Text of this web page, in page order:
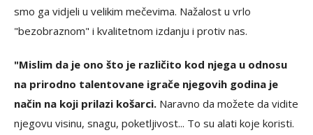
smo ga vidjeli u velikim mečevima. Nažalost u vrlo
"bezobraznom" i kvalitetnom izdanju i protiv nas.
"Mislim da je ono što je različito kod njega u odnosu
na prirodno talentovane igrače njegovih godina je
način na koji prilazi košarci. Naravno da možete da vidite
njegovu visinu, snagu, poketljivost... To su alati koje koristi.